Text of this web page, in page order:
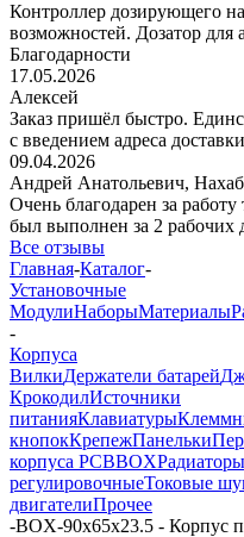
Контроллер дозирующего
возможностей. Дозатор для
Благодарности
17.05.2026
Алексей
Заказ пришёл быстро.
с введением адреса
09.04.2026
Андрей Анатольевич,
Очень благодарен за
был выполнен за 2 рабочих
Все отзывы
Главная-Каталог-
Установочные
МодулиНаборыМатериалы
-
Корпуса
ВилкиДержатели батарей
КрокодилИсточники
питанияКлавиатуры
кнопокКрепежПанельки
корпуса PCBBOX
регулировочныеТоковые
двигателиПрочее
-BOX-90x65x23.5 - Корпус